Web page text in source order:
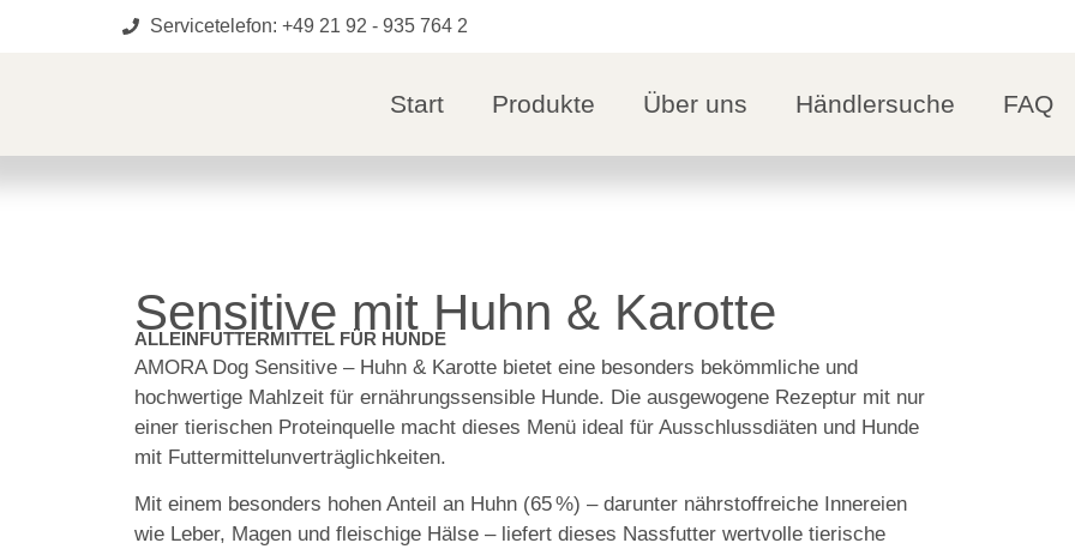
Servicetelefon: +49 21 92 - 935 764 2
Start Produkte Über uns Händlersuche FAQ
Sensitive mit Huhn & Karotte
ALLEINFUTTERMITTEL FÜR HUNDE
AMORA Dog Sensitive – Huhn & Karotte bietet eine besonders bekömmliche und
hochwertige Mahlzeit für ernährungssensible Hunde. Die ausgewogene Rezeptur mit nur
einer tierischen Proteinquelle macht dieses Menü ideal für Ausschlussdiäten und Hunde
mit Futtermittelunverträglichkeiten.
Mit einem besonders hohen Anteil an Huhn (65 %) – darunter nährstoffreiche Innereien
wie Leber, Magen und fleischige Hälse – liefert dieses Nassfutter wertvolle tierische